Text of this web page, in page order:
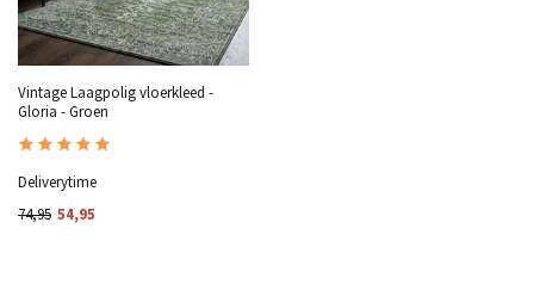
Vintage Laagpolig vloerkleed -
Gloria - Groen
Deliverytime
74,95 54,95